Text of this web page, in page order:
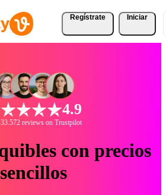
Regístrate Iniciar
4.9
reviews on Trustpilot
con precios
sencillos